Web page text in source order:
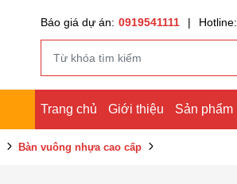
Báo giá dự án: 0919541111 | Hotline:
Trang chủ Giới thiệu Sản phẩm
Bàn vuông nhựa cao cấp